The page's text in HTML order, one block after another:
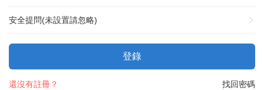
安全提問(未設置請忽略)
登錄
找回密碼
還沒有註冊？